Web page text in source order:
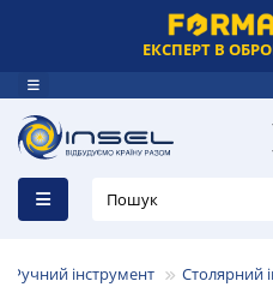
ЕКСПЕРТ В
Ручний інструмент Столярний